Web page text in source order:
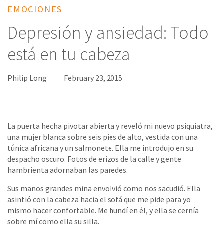
EMOCIONES
Depresión y ansiedad: Todo
está en tu cabeza
Philip Long February 23, 2015
La puerta hecha pivotar abierta y reveló mi nuevo psiquiatra,
una mujer blanca sobre seis pies de alto, vestida con una
túnica africana y un salmonete. Ella me introdujo en su
despacho oscuro. Fotos de erizos de la calle y gente
hambrienta adornaban las paredes.
Sus manos grandes mina envolvió como nos sacudió. Ella
asintió con la cabeza hacia el sofá que me pide para yo
mismo hacer confortable. Me hundí en él, y ella se cernía
sobre mí como ella su silla.